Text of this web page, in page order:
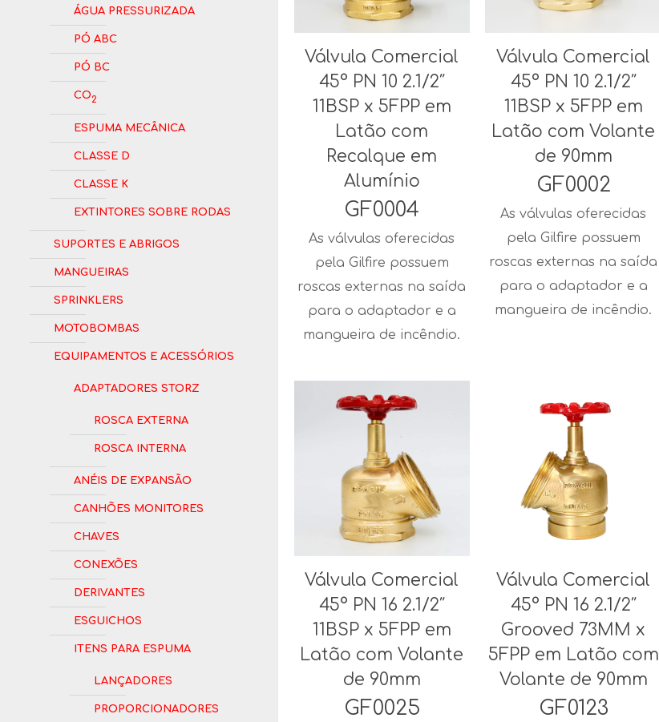
Válvula Comercial
45° PN 10 2.1/2″
11BSP x 5FPP em
Latão com
Recalque em
Alumínio
GF0004
As válvulas oferecidas
pela Gilfire possuem
roscas externas na saída
para o adaptador e a
mangueira de incêndio.
Válvula Comercial
45° PN 10 2.1/2″
11BSP x 5FPP em
Latão com Volante
de 90mm
GF0002
As válvulas oferecidas
pela Gilfire possuem
roscas externas na saída
para o adaptador e a
mangueira de incêndio.
Válvula Comercial
45° PN 16 2.1/2″
11BSP x 5FPP em
Latão com Volante
de 90mm
GF0025
Válvula Comercial
45° PN 16 2.1/2″
Grooved 73MM x
5FPP em Latão com
Volante de 90mm
GF0123
Água Pressurizada
Pó ABC
Pó BC
CO2
Espuma Mecânica
Classe D
Classe K
Extintores Sobre Rodas
Suportes e Abrigos
Mangueiras
Sprinklers
Motobombas
Equipamentos e Acessórios
Adaptadores Storz
Rosca Externa
Rosca Interna
Anéis de Expansão
Canhões Monitores
Chaves
Conexões
Derivantes
Esguichos
Itens para Espuma
Lançadores
Proporcionadores